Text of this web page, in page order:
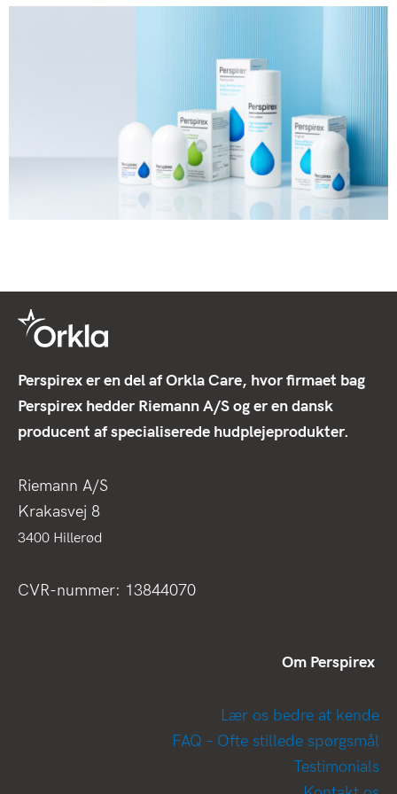
Perspirex er en del af Orkla Care, hvor firmaet bag
Perspirex hedder Riemann A/S og er en dansk
producent af specialiserede hudplejeprodukter.
Riemann A/S
Krakasvej 8
3400 Hillerød
CVR-nummer: 13844070
Om Perspirex
Lær os bedre at kende
FAQ – Ofte stillede spørgsmål
Testimonials